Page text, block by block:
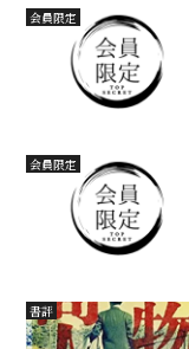
会員限定
会員限定
書評